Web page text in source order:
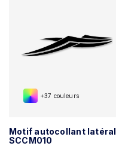
+37 couleurs
Motif autocollant latéral
SCCM010